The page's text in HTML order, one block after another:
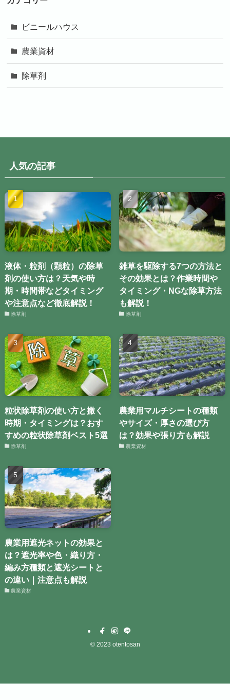
ビニールハウス
農業資材
除草剤
人気の記事
液体・粒剤（顆粒）の除草
剤の使い方は？天気や時
期・時間帯などタイミング
や注意点など徹底解説！
除草剤
雑草を駆除する7つの方法と
その効果とは？作業時間や
タイミング・NGな除草方法
も解説！
除草剤
粒状除草剤の使い方と撒く
時期・タイミングは？おす
すめの粒状除草剤ベスト5選
除草剤
農業用マルチシートの種類
やサイズ・厚さの選び方
は？効果や張り方も解説
農業資材
農業用遮光ネットの効果と
は？遮光率や色・織り方・
編み方種類と遮光シートと
の違い｜注意点も解説
農業資材
©2023 otentosan